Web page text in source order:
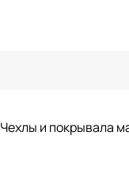
Чехлы и покрывала